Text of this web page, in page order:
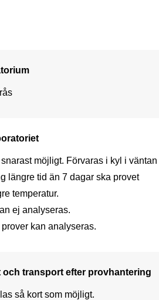
möjligt. Förvaras i kyl i väntan
längre tid än 7 dagar ska provet
temperatur.
ej analyseras.
kan analyseras.
och transport efter provhantering
så kort som möjligt.